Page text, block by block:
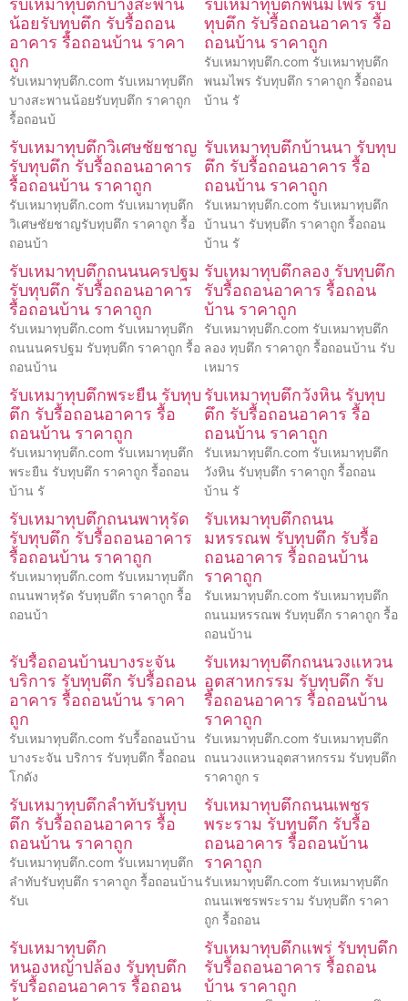
น้อยรับทุบตึก รับรื้อถอน
อาคาร รื้อถอนบ้าน ราคา
ถูก
รับเหมาทุบตึก.com รับเหมาทุบตึก
บางสะพานน้อยรับทุบตึก ราคาถูก
รื้อถอนบ้
ทุบตึก รับรื้อถอนอาคาร รื้อ
ถอนบ้าน ราคาถูก
รับเหมาทุบตึก.com รับเหมาทุบตึก
พนมไพร รับทุบตึก ราคาถูก รื้อถอน
บ้าน รั
รับเหมาทุบตึกวิเศษชัยชาญ
รับทุบตึก รับรื้อถอนอาคาร
รื้อถอนบ้าน ราคาถูก
รับเหมาทุบตึก.com รับเหมาทุบตึก
วิเศษชัยชาญรับทุบตึก ราคาถูก รื้อ
ถอนบ้า
รับเหมาทุบตึกบ้านนา รับทุบ
ตึก รับรื้อถอนอาคาร รื้อ
ถอนบ้าน ราคาถูก
รับเหมาทุบตึก.com รับเหมาทุบตึก
บ้านนา รับทุบตึก ราคาถูก รื้อถอน
บ้าน รั
รับเหมาทุบตึกถนนนครปฐม
รับทุบตึก รับรื้อถอนอาคาร
รื้อถอนบ้าน ราคาถูก
รับเหมาทุบตึก.com รับเหมาทุบตึก
ถนนนครปฐม รับทุบตึก ราคาถูก รื้อ
ถอนบ้าน
รับเหมาทุบตึกลอง รับทุบตึก
รับรื้อถอนอาคาร รื้อถอน
บ้าน ราคาถูก
รับเหมาทุบตึก.com รับเหมาทุบตึก
ลอง ทุบตึก ราคาถูก รื้อถอนบ้าน รับ
เหมาร
รับเหมาทุบตึกพระยืน รับทุบ
ตึก รับรื้อถอนอาคาร รื้อ
ถอนบ้าน ราคาถูก
รับเหมาทุบตึก.com รับเหมาทุบตึก
พระยืน รับทุบตึก ราคาถูก รื้อถอน
บ้าน รั
รับเหมาทุบตึกวังหิน รับทุบ
ตึก รับรื้อถอนอาคาร รื้อ
ถอนบ้าน ราคาถูก
รับเหมาทุบตึก.com รับเหมาทุบตึก
วังหิน รับทุบตึก ราคาถูก รื้อถอน
บ้าน รั
รับเหมาทุบตึกถนนพาหุรัด
รับทุบตึก รับรื้อถอนอาคาร
รื้อถอนบ้าน ราคาถูก
รับเหมาทุบตึก.com รับเหมาทุบตึก
ถนนพาหุรัด รับทุบตึก ราคาถูก รื้อ
ถอนบ้า
รับเหมาทุบตึกถนน
มหรรณพ รับทุบตึก รับรื้อ
ถอนอาคาร รื้อถอนบ้าน
ราคาถูก
รับเหมาทุบตึก.com รับเหมาทุบตึก
ถนนมหรรณพ รับทุบตึก ราคาถูก รื้อ
ถอนบ้าน
รับรื้อถอนบ้านบางระจัน
บริการ รับทุบตึก รับรื้อถอน
อาคาร รื้อถอนบ้าน ราคา
ถูก
รับเหมาทุบตึก.com รับรื้อถอนบ้าน
บางระจัน บริการ รับทุบตึก รื้อถอน
โกดัง
รับเหมาทุบตึกถนนวงแหวน
อุตสาหกรรม รับทุบตึก รับ
รื้อถอนอาคาร รื้อถอนบ้าน
ราคาถูก
รับเหมาทุบตึก.com รับเหมาทุบตึก
ถนนวงแหวนอุตสาหกรรม รับทุบตึก
ราคาถูก ร
รับเหมาทุบตึกลำทับรับทุบ
ตึก รับรื้อถอนอาคาร รื้อ
ถอนบ้าน ราคาถูก
รับเหมาทุบตึก.com รับเหมาทุบตึก
ลำทับรับทุบตึก ราคาถูก รื้อถอนบ้าน
รับเ
รับเหมาทุบตึกถนนเพชร
พระราม รับทุบตึก รับรื้อ
ถอนอาคาร รื้อถอนบ้าน
ราคาถูก
รับเหมาทุบตึก.com รับเหมาทุบตึก
ถนนเพชรพระราม รับทุบตึก ราคา
ถูก รื้อถอน
รับเหมาทุบตึก
หนองหญ้าปล้อง รับทุบตึก
รับรื้อถอนอาคาร รื้อถอน
รับเหมาทุบตึกแพร่ รับทุบตึก
รับรื้อถอนอาคาร รื้อถอน
บ้าน ราคาถูก